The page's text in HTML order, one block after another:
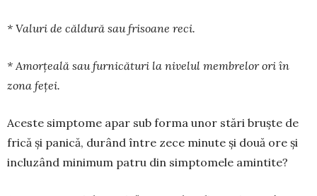
* Valuri de căldură sau frisoane reci.
* Amorțeală sau furnicături la nivelul membrelor ori în
zona feței.
Aceste simptome apar sub forma unor stări bruște de
frică și panică, durând între zece minute și două ore și
incluzând minimum patru din simptomele amintite?